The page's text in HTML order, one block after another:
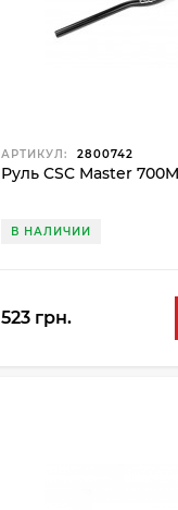
АРТИКУЛ: 2800742
Руль CSC Master
В НАЛИЧИИ
523 грн.